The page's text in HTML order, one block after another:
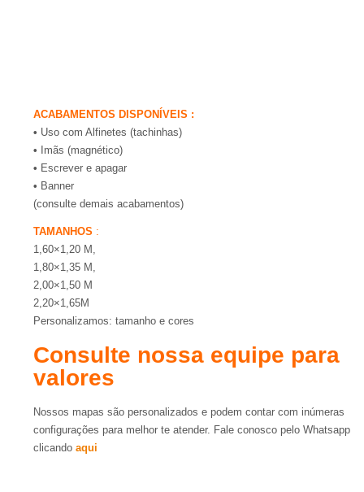
ACABAMENTOS DISPONÍVEIS :
• Uso com Alfinetes (tachinhas)
• Imãs (magnético)
• Escrever e apagar
• Banner
(consulte demais acabamentos)
TAMANHOS :
1,60×1,20 M,
1,80×1,35 M,
2,00×1,50 M
2,20×1,65M
Personalizamos: tamanho e cores
Consulte nossa equipe para
valores
Nossos mapas são personalizados e podem contar com inúmeras
configurações para melhor te atender. Fale conosco pelo Whatsapp
clicandoaqui